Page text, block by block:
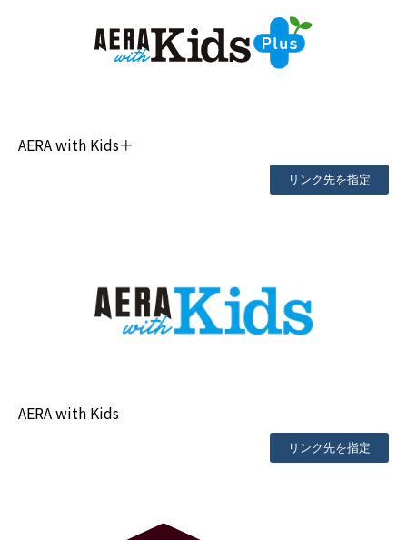
AERA with Kids＋
リンク先を指定
AERA with Kids
リンク先を指定